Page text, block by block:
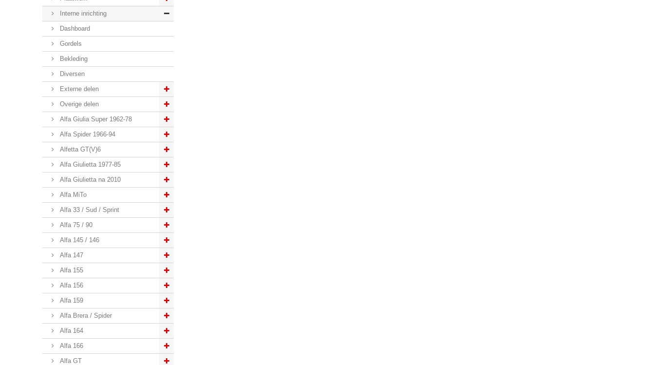
Interne inrichting
Dashboard
Gordels
Bekleding
Diversen
Externe delen
Overige delen
Alfa Giulia Super 1962-78
Alfa Spider 1966-94
Alfetta GT(V)6
Alfa Giulietta 1977-85
Alfa Giulietta na 2010
Alfa MiTo
Alfa 33 / Sud / Sprint
Alfa 75 / 90
Alfa 145 / 146
Alfa 147
Alfa 155
Alfa 156
Alfa 159
Alfa Brera / Spider
Alfa 164
Alfa 166
Alfa GT